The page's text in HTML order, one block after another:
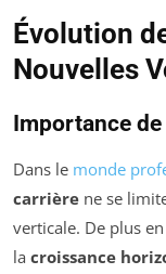
Évolution
Nouvelles
Importance
Dans le monde
carrière ne se
verticale. De plus
la croissance